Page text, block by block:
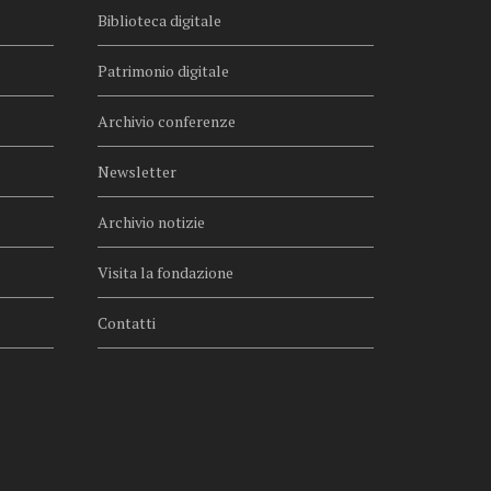
Biblioteca digitale
Patrimonio digitale
Archivio conferenze
Newsletter
Archivio notizie
Visita la fondazione
Contatti